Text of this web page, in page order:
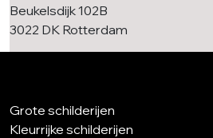
Beukelsdijk 102B
3022 DK Rotterdam
Grote schilderijen
Kleurrijke schilderijen